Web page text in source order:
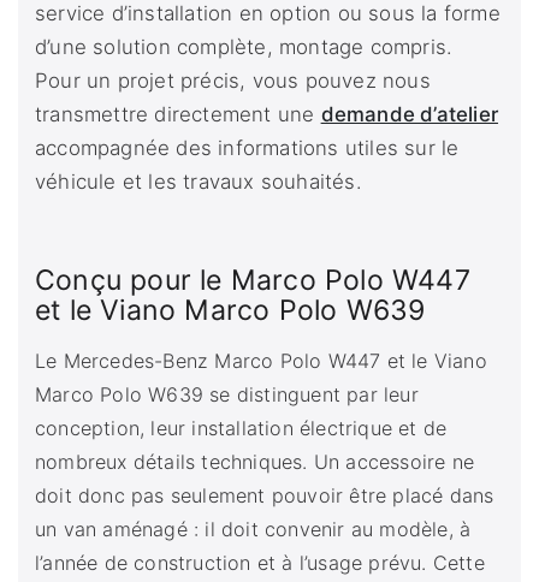
service d’installation en option ou sous la forme
d’une solution complète, montage compris.
Pour un projet précis, vous pouvez nous
transmettre directement une demande d’atelier
accompagnée des informations utiles sur le
véhicule et les travaux souhaités.
Conçu pour le Marco Polo W447
et le Viano Marco Polo W639
Le Mercedes-Benz Marco Polo W447 et le Viano
Marco Polo W639 se distinguent par leur
conception, leur installation électrique et de
nombreux détails techniques. Un accessoire ne
doit donc pas seulement pouvoir être placé dans
un van aménagé : il doit convenir au modèle, à
l’année de construction et à l’usage prévu. Cette